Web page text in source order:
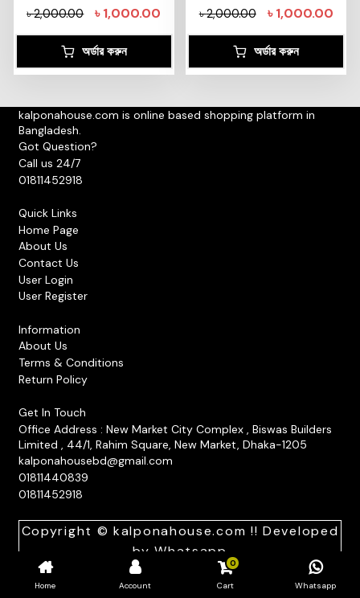
৳2,000.00 ৳1,000.00
অর্ডার করুন
৳2,000.00 ৳1,000.00
অর্ডার করুন
kalponahouse.com is online based shopping platform in
Bangladesh.
Got Question?
Call us 24/7
01811452918
Quick Links
Home Page
About Us
Contact Us
User Login
User Register
Information
About Us
Terms & Conditions
Return Policy
Get In Touch
Office Address : New Market City Complex , Biswas Builders
Limited , 44/1, Rahim Square, New Market, Dhaka-1205
kalponahousebd@gmail.com
01811440839
01811452918
Copyright © kalponahouse.com !! Developed
byWhatsapp
Home Account
0
Cart Whatsapp